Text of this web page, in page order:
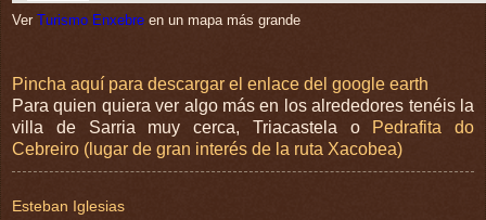
Ver Turismo Enxebre en un mapa más grande
Pincha aquí para descargar el enlace del google earth
Para quien quiera ver algo más en los alrededores tenéis la
villa de Sarria muy cerca, Triacastela o
Pedrafita do
Cebreiro (lugar de gran interés de la ruta Xacobea)
Esteban Iglesias